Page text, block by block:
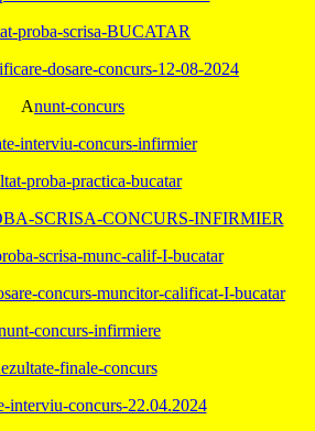
proba-scrisa-BUCATAR
dosare-concurs-12-08-2024
Anunt-concurs
interviu-concurs-infirmier
proba-practica-bucatar
SCRISA-CONCURS-INFIRMIER
scrisa-munc-calif-I-bucatar
concurs-muncitor-calificat-I-bucatar
concurs-infirmiere
finale-concurs
interviu-concurs-22.04.2024